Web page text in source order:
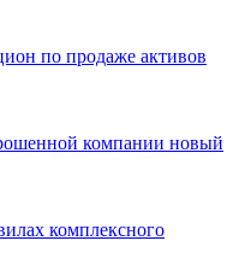
по продаже активов
компании новый
комплексного